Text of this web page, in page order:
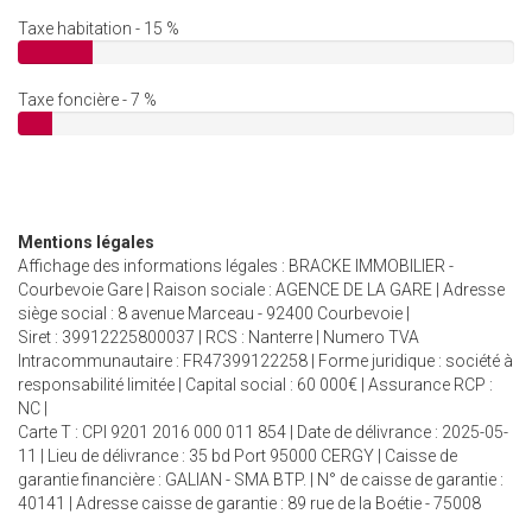
Taxe habitation - 15 %
Taxe foncière - 7 %
Mentions légales
Affichage des informations légales : BRACKE IMMOBILIER -
Courbevoie Gare | Raison sociale : AGENCE DE LA GARE | Adresse
siège social : 8 avenue Marceau - 92400 Courbevoie |
Siret : 39912225800037 | RCS : Nanterre | Numero TVA
Intracommunautaire : FR47399122258 | Forme juridique : société à
responsabilité limitée | Capital social : 60 000€ | Assurance RCP :
NC |
Carte T : CPI 9201 2016 000 011 854 | Date de délivrance : 2025-05-
11 | Lieu de délivrance : 35 bd Port 95000 CERGY | Caisse de
garantie financière : GALIAN - SMA BTP. | N° de caisse de garantie :
40141 | Adresse caisse de garantie : 89 rue de la Boétie - 75008